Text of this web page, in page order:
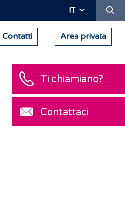
IT
Contatti Area privata
Ti chiamiano?
Contattaci